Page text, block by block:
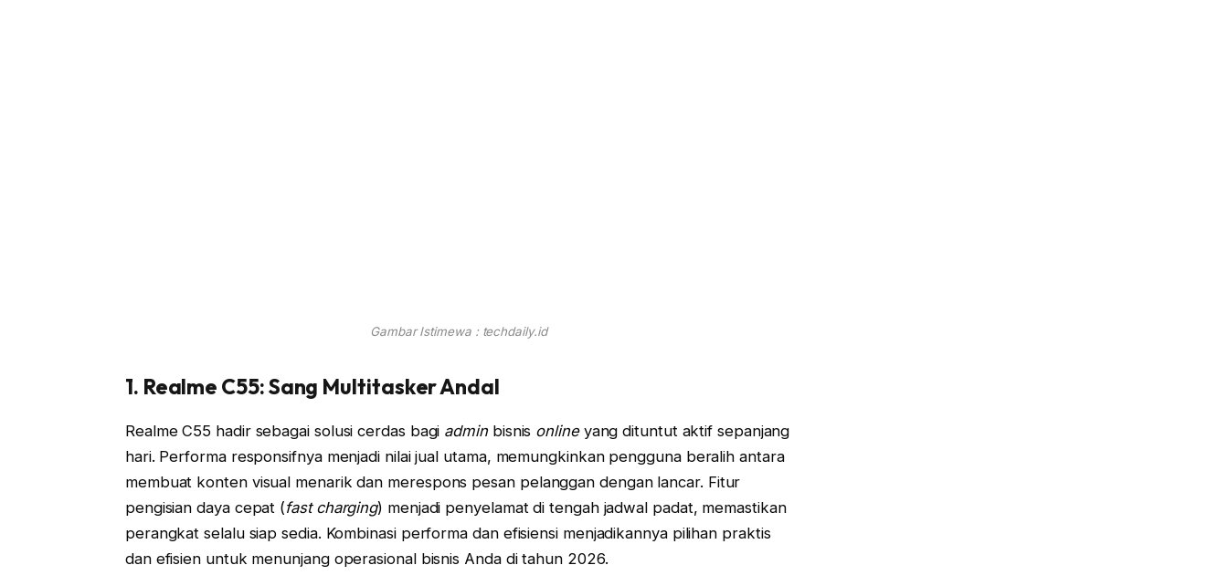
Gambar Istimewa : techdaily.id
1. Realme C55: Sang Multitasker Andal
Realme C55 hadir sebagai solusi cerdas bagi adminbisnis onlineyang dituntut aktif sepanjang
hari. Performa responsifnya menjadi nilai jual utama, memungkinkan pengguna beralih antara
membuat konten visual menarik dan merespons pesan pelanggan dengan lancar. Fitur
pengisian daya cepat (fast charging) menjadi penyelamat di tengah jadwal padat, memastikan
perangkat selalu siap sedia. Kombinasi performa dan efisiensi menjadikannya pilihan praktis
dan efisien untuk menunjang operasional bisnis Anda di tahun 2026.